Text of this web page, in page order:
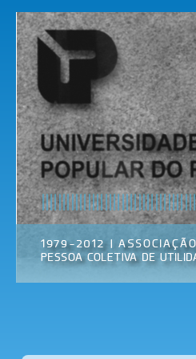
Universidade
Popular do
Porto
Associação
Cultural